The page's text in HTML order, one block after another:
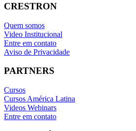
CRESTRON
Quem somos
Video Institucional
Entre em contato
Aviso de Privacidade
PARTNERS
Cursos
Cursos América Latina
Videos Webinars
Entre em contato